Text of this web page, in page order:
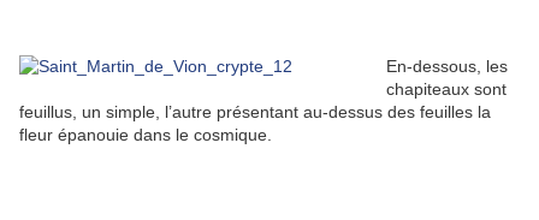
En-dessous, les
chapiteaux sont
feuillus, un simple, l’autre présentant au-dessus des feuilles la
fleur épanouie dans le cosmique.